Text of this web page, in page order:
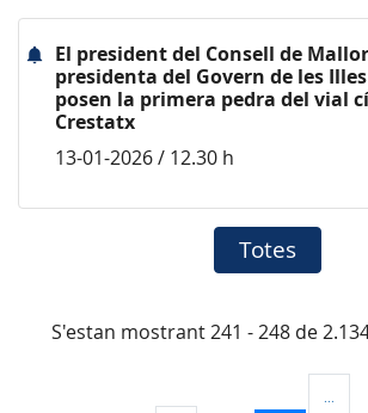
El president del Consell de
presidenta del Govern de les
posen la primera pedra del vial
Crestatx
13-01-2026 / 12.30 h
Totes
S'estan mostrant 241 - 248 de